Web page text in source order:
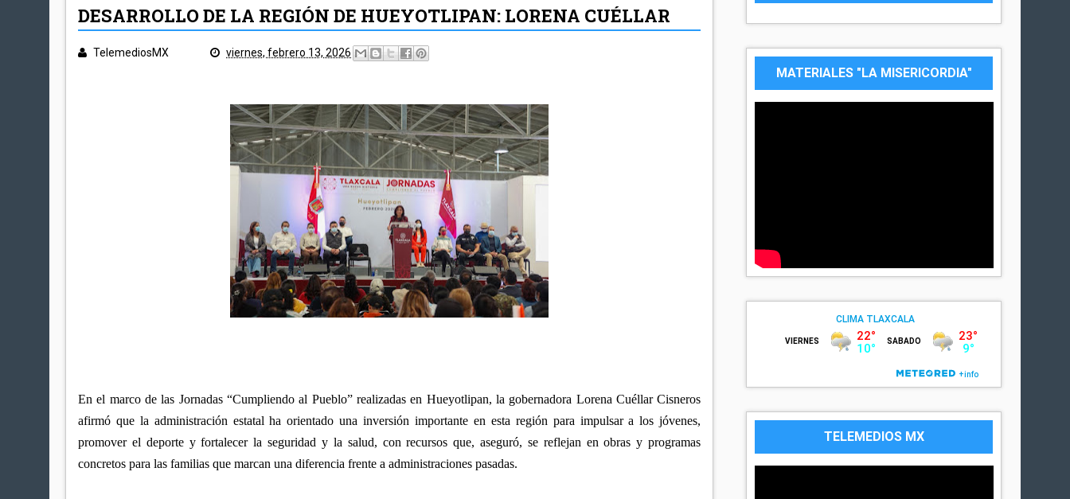
DESARROLLO DE LA REGIÓN DE HUEYOTLIPAN: LORENA CUÉLLAR
TelemediosMX viernes, febrero 13, 2026
En el marco de las Jornadas “Cumpliendo al Pueblo” realizadas en Hueyotlipan, la gobernadora Lorena Cuéllar Cisneros
afirmó que la administración estatal ha orientado una inversión importante en esta región para impulsar a los jóvenes,
promover el deporte y fortalecer la seguridad y la salud, con recursos que, aseguró, se reflejan en obras y programas
concretos para las familias que marcan una diferencia frente a administraciones pasadas.
MATERIALES "LA MISERICORDIA"
TELEMEDIOS MX